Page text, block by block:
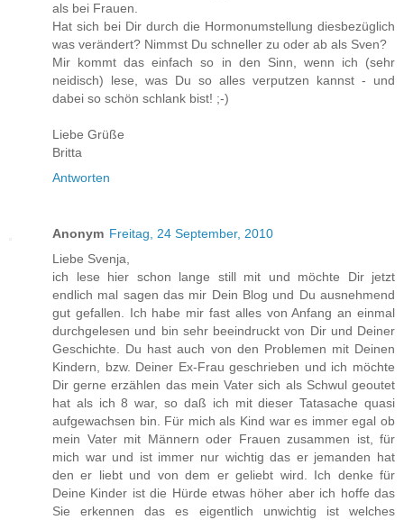
als bei Frauen.
Hat sich bei Dir durch die Hormonumstellung diesbezüglich
was verändert? Nimmst Du schneller zu oder ab als Sven?
Mir kommt das einfach so in den Sinn, wenn ich (sehr
neidisch) lese, was Du so alles verputzen kannst - und
dabei so schön schlank bist! ;-)
Liebe Grüße
Britta
Antworten
Anonym Freitag, 24 September, 2010
Liebe Svenja,
ich lese hier schon lange still mit und möchte Dir jetzt
endlich mal sagen das mir Dein Blog und Du ausnehmend
gut gefallen. Ich habe mir fast alles von Anfang an einmal
durchgelesen und bin sehr beeindruckt von Dir und Deiner
Geschichte. Du hast auch von den Problemen mit Deinen
Kindern, bzw. Deiner Ex-Frau geschrieben und ich möchte
Dir gerne erzählen das mein Vater sich als Schwul geoutet
hat als ich 8 war, so daß ich mit dieser Tatasache quasi
aufgewachsen bin. Für mich als Kind war es immer egal ob
mein Vater mit Männern oder Frauen zusammen ist, für
mich war und ist immer nur wichtig das er jemanden hat
den er liebt und von dem er geliebt wird. Ich denke für
Deine Kinder ist die Hürde etwas höher aber ich hoffe das
Sie erkennen das es eigentlich unwichtig ist welches